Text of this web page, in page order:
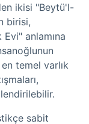
ikisi "Beytü'l-
birisi,
anlamına
en temel varlık
sabit